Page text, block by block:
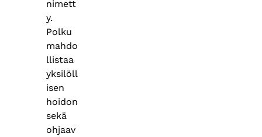
nimett
y.
Polku
mahdo
llistaa
yksilöll
isen
hoidon
sekä
ohjaav